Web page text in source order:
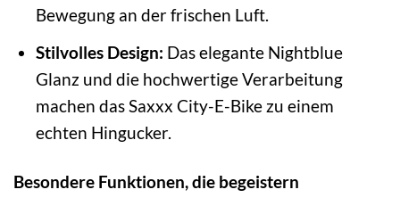
Bewegung an der frischen Luft.
Stilvolles Design: Das elegante Nightblue
Glanz und die hochwertige Verarbeitung
machen das Saxxx City-E-Bike zu einem
echten Hingucker.
Besondere Funktionen, die begeistern